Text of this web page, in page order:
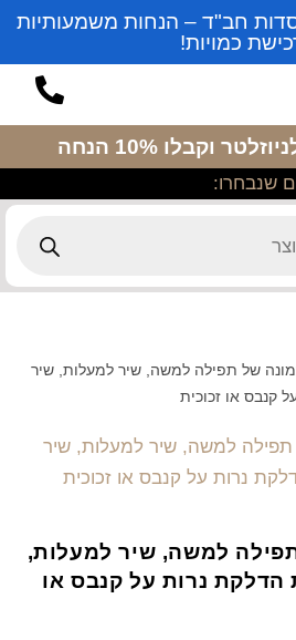
חב"ד – הנחות משמעותיות
כמויות!
וקבלו 10% הנחה
שנבחרו:
– תמונה של תפילה למשה, שיר למעלות, שיר
קנבס או זכוכית
תפילה למשה, שיר למעלות,
הדלקת נרות על קנבס או